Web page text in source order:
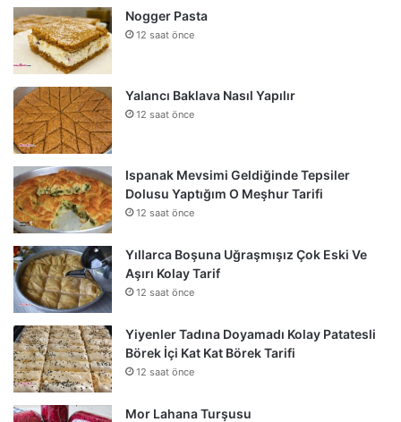
Nogger Pasta
12 saat önce
Yalancı Baklava Nasıl Yapılır
12 saat önce
Ispanak Mevsimi Geldiğinde Tepsiler
Dolusu Yaptığım O Meşhur Tarifi
12 saat önce
Yıllarca Boşuna Uğraşmışız Çok Eski Ve
Aşırı Kolay Tarif
12 saat önce
Yiyenler Tadına Doyamadı Kolay Patatesli
Börek İçi Kat Kat Börek Tarifi
12 saat önce
Mor Lahana Turşusu